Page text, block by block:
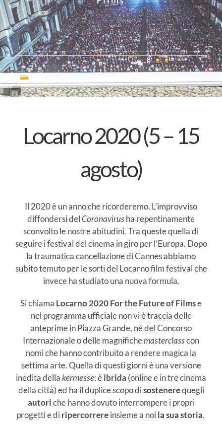
Locarno 2020 (5 – 15
agosto)
Il 2020 è un anno che ricorderemo. L’improvviso
diffondersi delCoronavirusha repentinamente
sconvolto le nostre abitudini. Tra queste quella di
seguire i festival del cinema in giro per l’Europa. Dopo
la traumatica cancellazione di Cannes abbiamo
subito temuto per le sorti del Locarno film festival che
invece ha studiato una nuova formula.
Si chiama Locarno 2020 For the Future of Filmse
nel programma ufficiale non vi è traccia delle
anteprime in Piazza Grande, né del Concorso
Internazionale o delle magnifichemasterclasscon
nomi che hanno contribuito a rendere magica la
settima arte. Quella di questi giorni è una versione
inedita dellakermesse: èibrida (online e in tre cinema
della città) ed ha il duplice scopo disostenerequegli
autoriche hanno dovuto interrompere i propri
progetti e diripercorrereinsieme a noila sua storia.